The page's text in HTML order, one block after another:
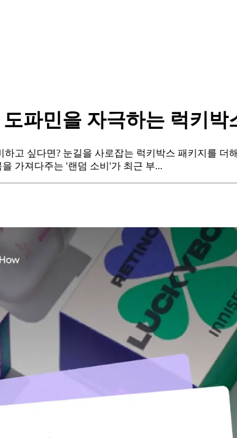
파민을 자극하는 럭키박
고 싶다면? 눈길을 사로잡는 럭키박스 패키지를
가져다주는 '랜덤 소비'가 최근 부...